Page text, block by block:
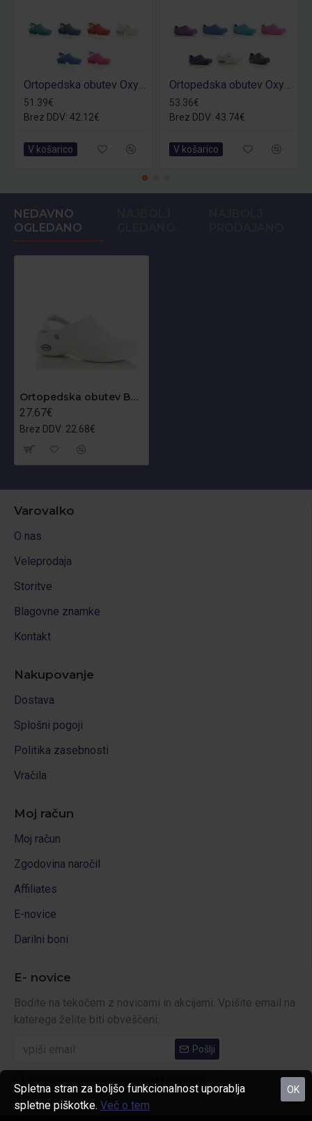
Ortopedska obutev Oxyclog OB
51.39€
Brez DDV: 42.12€
V košarico
Ortopedska obutev Oxyva OB
53.36€
Brez DDV: 43.74€
V košarico
NEDAVNO
OGLEDANO
Ortopedska obutev Bestlight1 OB
27.67€
Brez DDV: 22.68€
Varovalko
O nas
Veleprodaja
Storitve
Blagovne znamke
Kontakt
Nakupovanje
Dostava
Splošni pogoji
Politika zasebnosti
Vračila
Moj račun
Moj račun
Zgodovina naročil
Affiliates
E-novice
Darilni boni
E- novice
Bodite na tekočem z novicami in akcijami. Vpišite email na
katerega želite biti obveščeni.
Pošlji
OK
Spletna stran za boljšo funkcionalnost uporablja
spletne piškotke. Več o tem